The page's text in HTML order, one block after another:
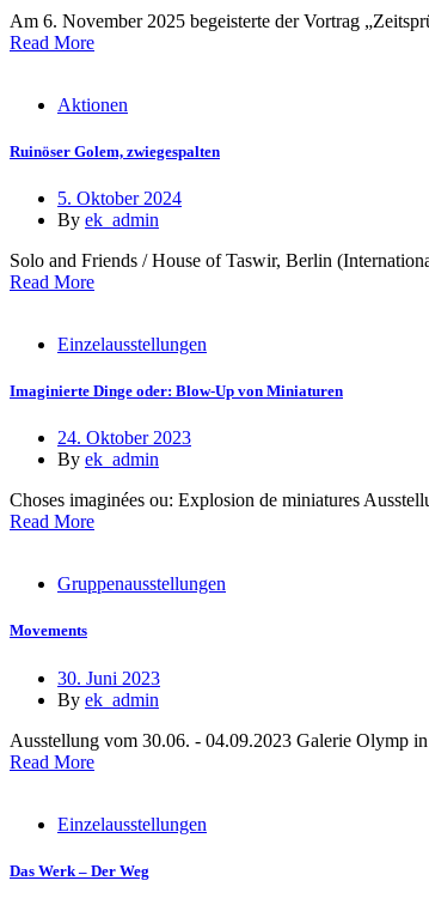
Am 6. November 2025 begeisterte der Vortrag
Read More
Aktionen
Ruinöser Golem, zwiegespalten
5. Oktober 2024
By ek_admin
Solo and Friends / House of Taswir, Berlin
Read More
Einzelausstellungen
Imaginierte Dinge oder: Blow-Up von Miniaturen
24. Oktober 2023
By ek_admin
Choses imaginées ou: Explosion de miniatures
Read More
Gruppenausstellungen
Movements
30. Juni 2023
By ek_admin
Ausstellung vom 30.06. - 04.09.2023 Galerie Olymp
Read More
Einzelausstellungen
Das Werk – Der Weg